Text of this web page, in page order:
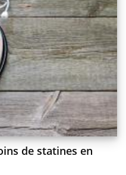
de statines en